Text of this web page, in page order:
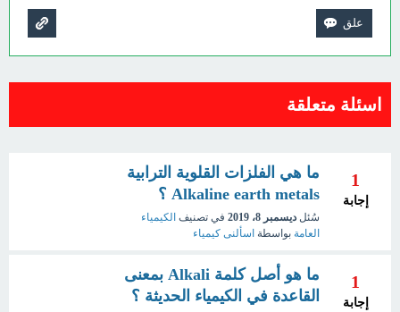
اسئلة متعلقة
1
إجابة
ما هي الفلزات القلوية الترابية
Alkaline earth metals ؟
سُئل ديسمبر 8، 2019 في تصنيف الكيمياء
العامة بواسطة اسألنى كيمياء
1
إجابة
ما هو أصل كلمة Alkali بمعنى
القاعدة في الكيمياء الحديثة ؟